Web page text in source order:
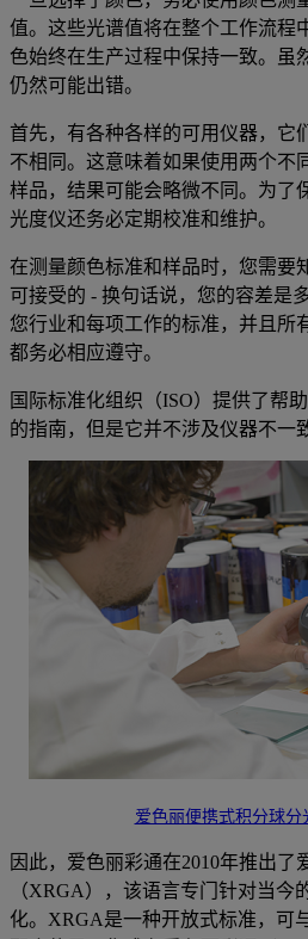
值。这些光谱值将在整个工作流程
色始终在生产过程中保持一致。虽
仍然可能出错。
首先，有各种各样的可用仪器，它
不相同。这意味着如果使用两个不
样品，结果可能会略微不同。为了
光度仪还务必定期校准和维护。
在测量颜色标准和样品时，您需要
可接受的 - 换句话说，您的容差是
您行业和每项工作的标准，并且所
都务必相应遵守。
国际标准化组织（ISO）提供了帮
的指南，但是它并不涉及仪器不一
爱色丽便携式积分球分
因此，爱色丽彩通在2010年推出了
（XRGA），该语言专门针对当今
化。XRGA是一种开放式标准，可